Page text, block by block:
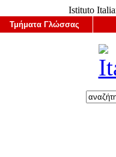
Istituto
Τμήματα Γλώσσας